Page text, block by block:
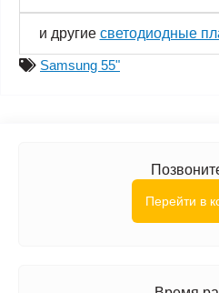
и другие светодиодные
Samsung 55"
Перейти в